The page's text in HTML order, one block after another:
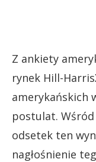
Z ankiety
rynek Hill-
amerykańskich
postulat. Wśród
odsetek ten
nagłośnienie